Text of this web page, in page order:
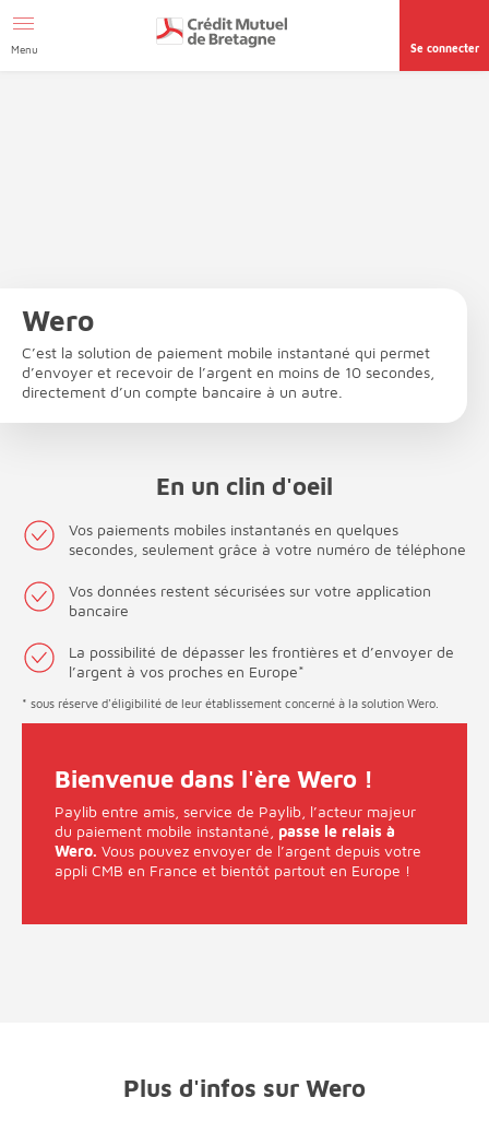
page accessibilité
Menu Se connecter
Wero
C’est la solution de paiement mobile instantané qui permet
d’envoyer et recevoir de l’argent en moins de 10 secondes,
directement d’un compte bancaire à un autre.
En un clin d'oeil
Vos paiements mobiles instantanés en quelques
secondes, seulement grâce à votre numéro de téléphone
Vos données restent sécurisées sur votre application
bancaire
La possibilité de dépasser les frontières et d’envoyer de
l’argent à vos proches en Europe*
* sous réserve d'éligibilité de leur établissement concerné à la solution Wero.
Bienvenue dans l'ère Wero !
Paylib entre amis, service de Paylib, l’acteur majeur
du paiement mobile instantané, passe le relais à
Wero. Vous pouvez envoyer de l’argent depuis votre
appli CMB en France et bientôt partout en Europe !
Plus d'infos sur Wero